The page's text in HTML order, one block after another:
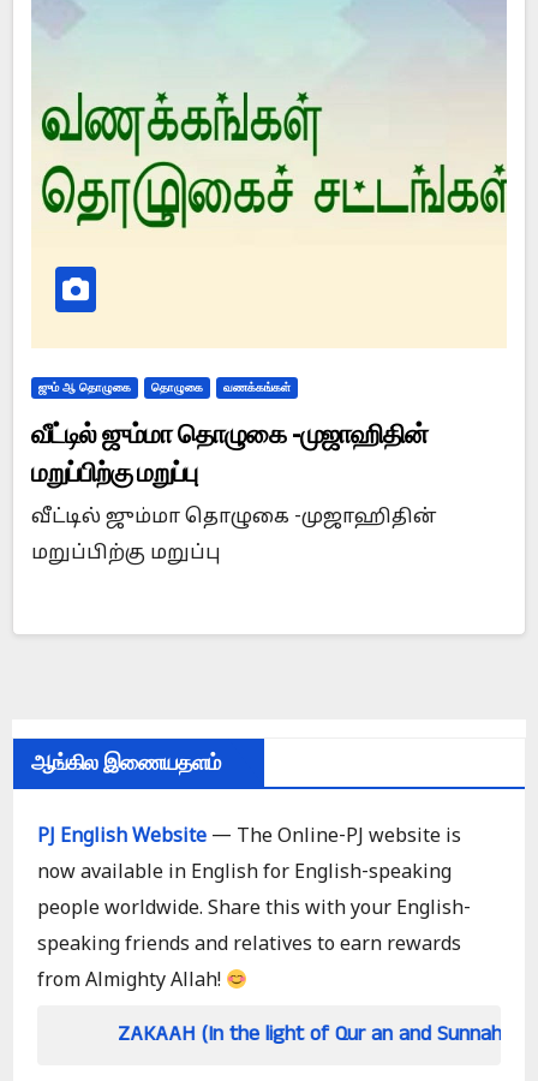
ஜும் ஆ தொழுகை தொழுகை வணக்கங்கள்
வீட்டில் ஜும்மா தொழுகை -முஜாஹிதின்
மறுப்பிற்கு மறுப்பு
வீட்டில் ஜும்மா தொழுகை -முஜாஹிதின்
மறுப்பிற்கு மறுப்பு
ஆங்கில இணையதளம்
PJ English Website — The Online-PJ website is
now available in English for English-speaking
people worldwide. Share this with your English-
speaking friends and relatives to earn rewards
from Almighty Allah!
(In the light of Qur an and Sunnah)